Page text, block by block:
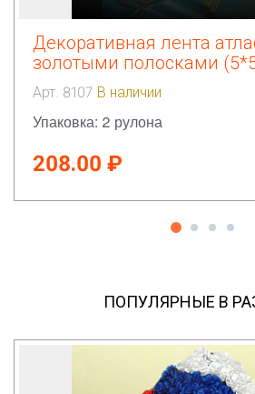
Декоративная лента
золотыми полосками
Арт. 8107 В наличии
Упаковка: 2 рулона
208.00 ₽
ПОПУЛЯРНЫЕ В